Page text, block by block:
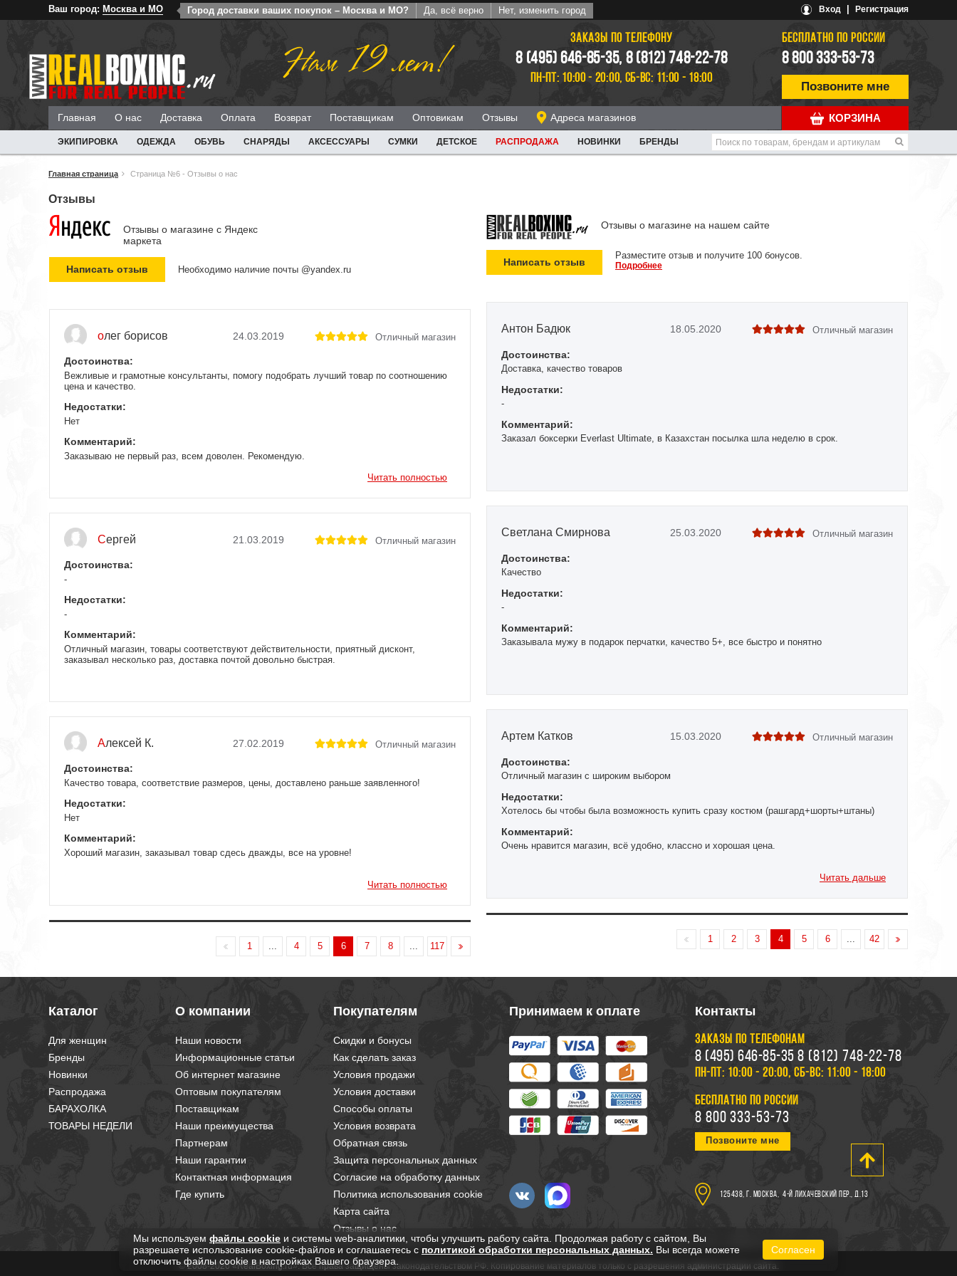
Ваш город: Москва и МО Город доставки ваших покупок – Москва и МО? Да, всё верно Нет, изменить город Вход Регистрация
Нам 19 лет! ЗАКАЗЫ ПО ТЕЛЕФОНУ
8 (495) 646-85-35, 8 (812) 748-22-78
ПН-ПТ: 10:00 - 20:00, СБ-ВС: 11:00 - 18:00
БЕСПЛАТНО ПО РОССИИ
8 800 333-53-73
Позвоните мне
КОРЗИНА
Главная О нас Доставка Оплата Возврат Поставщикам Оптовикам Отзывы Адреса магазинов
ЭКИПИРОВКА ОДЕЖДА ОБУВЬ СНАРЯДЫ АКСЕССУАРЫ СУМКИ ДЕТСКОЕ РАСПРОДАЖА НОВИНКИ БРЕНДЫ
Главная страница Страница №6 - Отзывы о нас
Отзывы
Отзывы о магазине c Яндекс
маркета
Необходимо наличие почты @yandex.ru
олег борисов 24.03.2019 Отличный магазин
Достоинства:
Вежливые и грамотные консультанты, помогу подобрать лучший товар по соотношению
цена и качество.
Недостатки:
Нет
Комментарий:
Заказываю не первый раз, всем доволен. Рекомендую.
Читать полностью
Сергей 21.03.2019 Отличный магазин
Достоинства:
-
Недостатки:
-
Комментарий:
Отличный магазин, товары соответствуют действительности, приятный дисконт,
заказывал несколько раз, доставка почтой довольно быстрая.
Алексей К. 27.02.2019 Отличный магазин
Достоинства:
Качество товара, соответствие размеров, цены, доставлено раньше заявленного!
Недостатки:
Нет
Комментарий:
Хороший магазин, заказывал товар сдесь дважды, все на уровне!
Читать полностью
1 4 5 6 7 8 117
Отзывы о магазине на нашем сайте
Написать отзыв
Разместите отзыв и получите 100 бонусов.
Подробнее
Антон Бадюк 18.05.2020 Отличный магазин
Достоинства:
Доставка, качество товаров
Недостатки:
-
Комментарий:
Заказал боксерки Everlast Ultimate, в Казахстан посылка шла неделю в срок.
Светлана Смирнова 25.03.2020 Отличный магазин
Достоинства:
Качество
Недостатки:
-
Комментарий:
Заказывала мужу в подарок перчатки, качество 5+, все быстро и понятно
Артем Катков 15.03.2020 Отличный магазин
Достоинства:
Отличный магазин с широким выбором
Недостатки:
Хотелось бы чтобы была возможность купить сразу костюм (рашгард+шорты+штаны)
Комментарий:
Очень нравится магазин, всё удобно, классно и хорошая цена.
Читать дальше
1 2 3 4 5 6 42
Каталог
Для женщин
Бренды
Новинки
Распродажа
БАРАХОЛКА
ТОВАРЫ НЕДЕЛИ
О компании
Наши новости
Информационные статьи
Об интернет магазине
Оптовым покупателям
Поставщикам
Наши преимущества
Партнерам
Наши гарантии
Контактная информация
Где купить
Покупателям
Скидки и бонусы
Как сделать заказ
Условия продажи
Условия доставки
Способы оплаты
Условия возврата
Обратная связь
Защита персональных данных
Согласие на обработку данных
Политика использования cookie
Карта сайта
Отзывы о нас
Принимаем к оплате Контакты
ЗАКАЗЫ ПО ТЕЛЕФОНАМ
8 (495) 646-85-35 8 (812) 748-22-78
ПН-ПТ: 10:00 - 20:00, СБ-ВС: 11:00 - 18:00
БЕСПЛАТНО ПО РОССИИ
8 800 333-53-73
Позвоните мне
125438, г. Москва, 4-й Лихачевский пер., д.13
© 2008-2026 «RealBoxing.ru». Все права защищены законодательством РФ. Копирование материалов только с разрешения администрации сайта.
Мы используем файлы cookie и системы web-аналитики, чтобы улучшить работу сайта. Продолжая работу с сайтом, Вы
разрешаете использование cookie-файлов и соглашаетесь с политикой обработки персональных данных. Вы всегда можете
отключить файлы cookie в настройках Вашего браузера.
Согласен